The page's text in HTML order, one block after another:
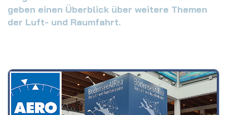
geben einen Überblick über weitere Themen
der Luft- und Raumfahrt.